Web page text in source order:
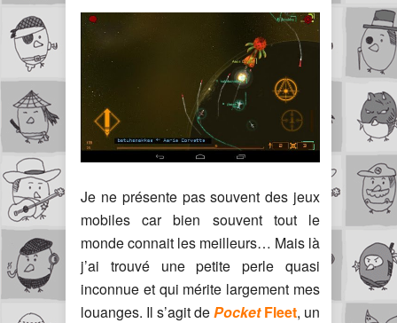
Je ne présente pas souvent des jeux
mobiles car bien souvent tout le
monde connait les meilleurs… Mais là
j’ai trouvé une petite perle quasi
inconnue et qui mérite largement mes
louanges. Il s’agit dePocketFleet, un